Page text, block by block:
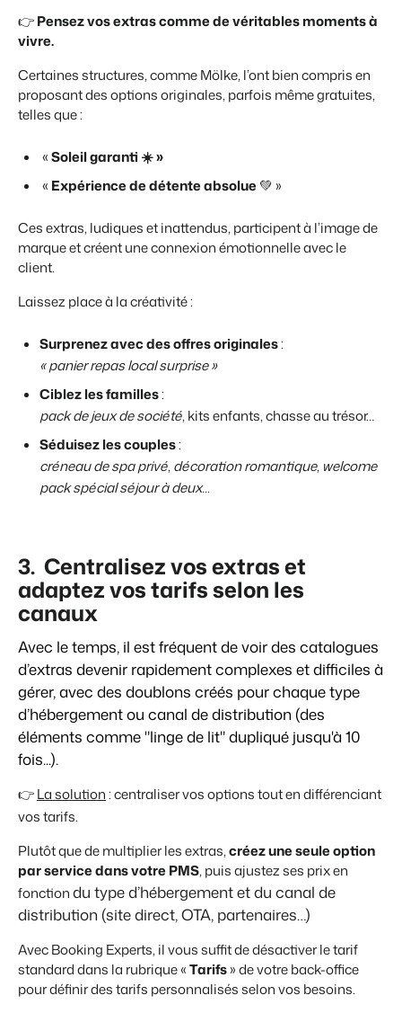
👉Pensez vos extras comme de véritables moments à
vivre.
Certaines structures, comme Mölke, l’ont bien compris en
proposant des options originales, parfois même gratuites,
telles que :
«Soleil garanti ☀️ »
« Expérience de détente absolue 💚 »
Ces extras, ludiques et inattendus, participent à l’image de
marque et créent une connexion émotionnelle avec le
client.
Laissez place à la créativité :
Surprenezavec des offres originales:
« panier repas local surprise »
Ciblez les familles:
pack de jeux de société, kits enfants, chasse au trésor…
Séduisez les couples:
créneau de spa privé,décoration romantique, welcome
pack spécial séjour à deux...
3. Centralisez vos extras et
adaptez vos tarifs selon les
canaux
Avec le temps, il est fréquent de voir des catalogues
d’extras devenir rapidement complexes et difficiles à
gérer, avec des doublons créés pour chaque type
d’hébergement ou canal de distribution (des
éléments comme "linge de lit" dupliqué jusqu'à 10
fois...).
👉La solution: centraliser vos options tout en différenciant
vos tarifs.
Plutôt que de multiplier les extras,créez une seule option
par service dans votre PMS, puis ajustez ses prix en
fonctiondu type d’hébergement et du canal de
distribution (site direct, OTA, partenaires…)
AvecBooking Experts, il vous suffit de désactiver le tarif
standard dans la rubrique «Tarifs» de votre back-office
pour définir des tarifs personnalisés selon vos besoins.